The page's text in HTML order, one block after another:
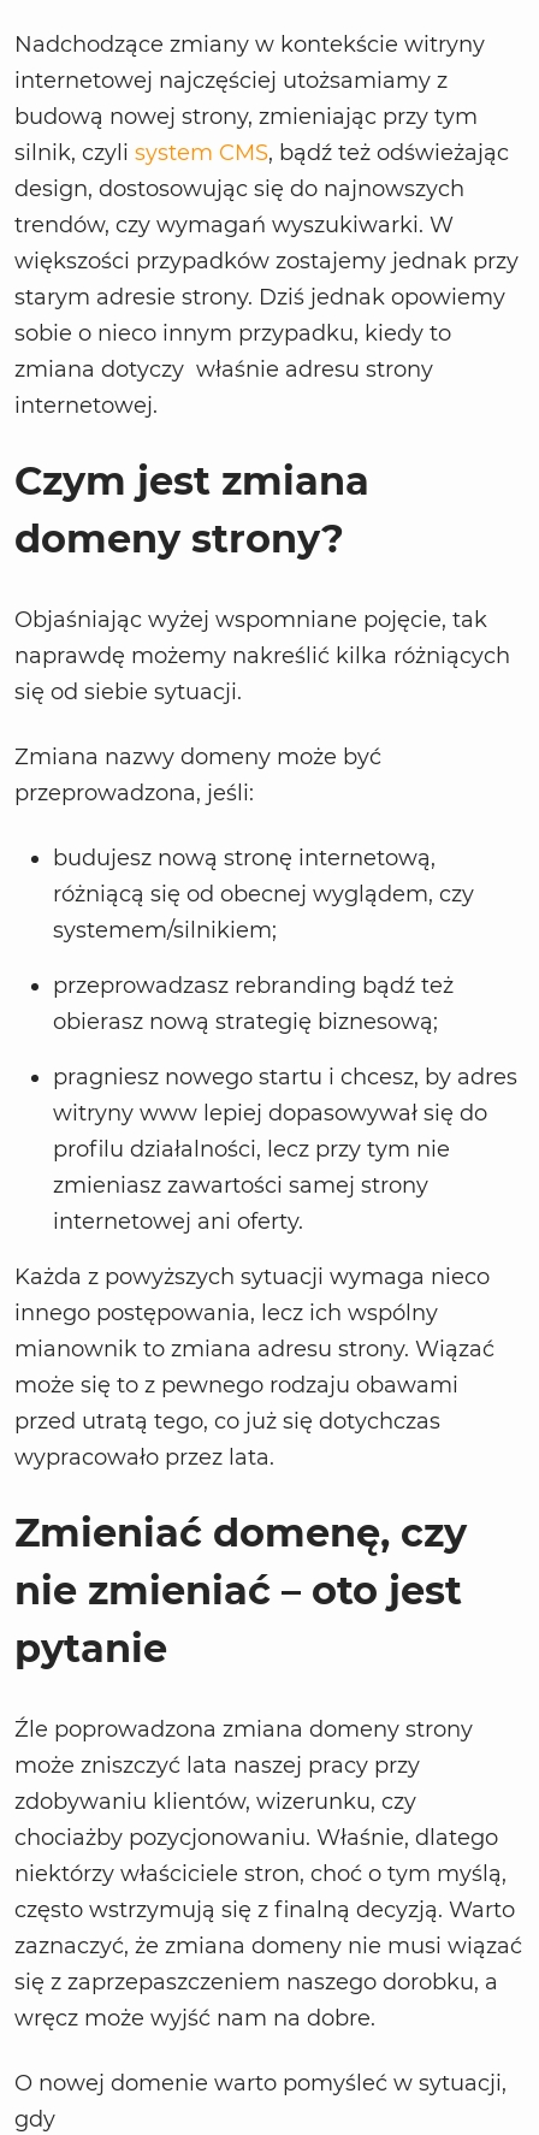
Nadchodzące zmiany w kontekście witryny
internetowej najczęściej utożsamiamy z
budową nowej strony, zmieniając przy tym
silnik, czyli system CMS, bądź też odświeżając
design, dostosowując się do najnowszych
trendów, czy wymagań wyszukiwarki. W
większości przypadków zostajemy jednak przy
starym adresie strony. Dziś jednak opowiemy
sobie o nieco innym przypadku, kiedy to
zmiana dotyczy właśnie adresu strony
internetowej.
Czym jest zmiana
domeny strony?
Objaśniając wyżej wspomniane pojęcie, tak
naprawdę możemy nakreślić kilka różniących
się od siebie sytuacji.
Zmiana nazwy domeny może być
przeprowadzona, jeśli:
budujesz nową stronę internetową,
różniącą się od obecnej wyglądem, czy
systemem/silnikiem;
przeprowadzasz rebranding bądź też
obierasz nową strategię biznesową;
pragniesz nowego startu i chcesz, by adres
witryny www lepiej dopasowywał się do
profilu działalności, lecz przy tym nie
zmieniasz zawartości samej strony
internetowej ani oferty.
Każda z powyższych sytuacji wymaga nieco
innego postępowania, lecz ich wspólny
mianownik to zmiana adresu strony. Wiązać
może się to z pewnego rodzaju obawami
przed utratą tego, co już się dotychczas
wypracowało przez lata.
Zmieniać domenę, czy
nie zmieniać – oto jest
pytanie
Źle poprowadzona zmiana domeny strony
może zniszczyć lata naszej pracy przy
zdobywaniu klientów, wizerunku, czy
chociażby pozycjonowaniu. Właśnie, dlatego
niektórzy właściciele stron, choć o tym myślą,
często wstrzymują się z finalną decyzją. Warto
zaznaczyć, że zmiana domeny nie musi wiązać
się z zaprzepaszczeniem naszego dorobku, a
wręcz może wyjść nam na dobre.
O nowej domenie warto pomyśleć w sytuacji,
gdy